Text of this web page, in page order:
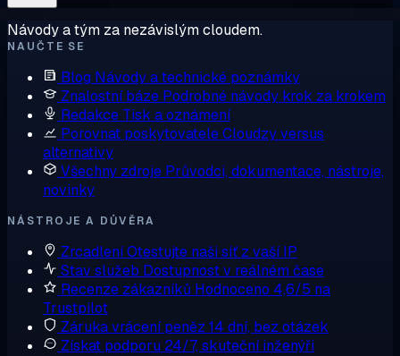
Návody a tým za nezávislým cloudem.
NAUČTE SE
Blog Návody a technické poznámky
Znalostní báze Podrobné návody krok za krokem
Redakce Tisk a oznámení
Porovnat poskytovateleCloudzy versus
alternativy
Všechny zdroje Průvodci, dokumentace, nástroje,
novinky
NÁSTROJE A DŮVĚRA
ZrcadleníOtestujte naši síť z vaší IP
Stav služeb Dostupnost v reálném čase
Recenze zákazníků Hodnoceno 4,6/5 na
Trustpilot
Záruka vrácení peněz 14 dní, bez otázek
Získat podporu 24/7, skuteční inženýři